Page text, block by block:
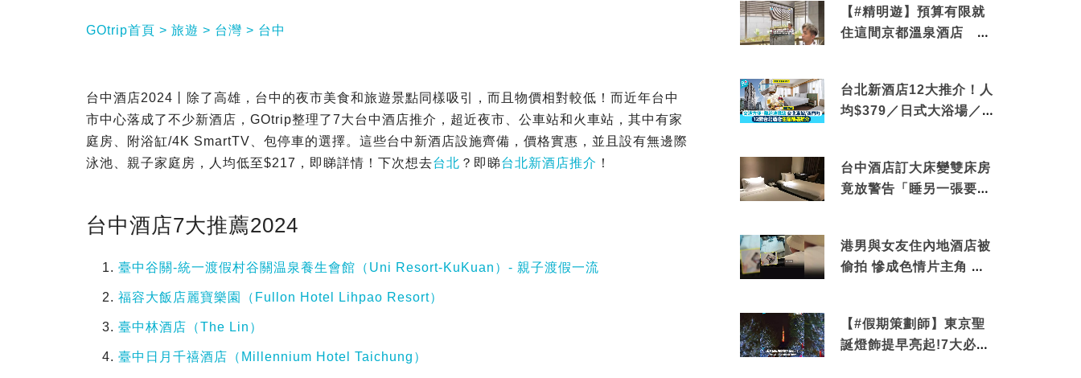
GOtrip首頁 旅遊 台灣 台中
台中酒店2024丨除了高雄，台中的夜市美食和旅遊景點同樣吸引，而且物價相對較低！而近年台中
市中心落成了不少新酒店，GOtrip整理了7大台中酒店推介，超近夜市、公車站和火車站，其中有家
庭房、附浴缸/4K SmartTV、包停車的選擇。這些台中新酒店設施齊備，價格實惠，並且設有無邊際
泳池、親子家庭房，人均低至$217，即睇詳情！下次想去台北 ？即睇台北新酒店推介 ！
台中酒店7大推薦2024
臺中谷關-統一渡假村谷關温泉養生會館（Uni Resort-KuKuan）- 親子渡假一流
福容大飯店麗寶樂園（Fullon Hotel Lihpao Resort）
臺中林酒店（The Lin）
臺中日月千禧酒店（Millennium Hotel Taichung）
【#精明遊】預算有限就
住這間京都溫泉酒店 車
台北新酒店12大推介！人
均$379／日式大浴場／1
台中酒店訂大床變雙床房
竟放警告「睡另一張要加
港男與女友住內地酒店被
偷拍 慘成色情片主角 鏡
【#假期策劃師】東京聖
誕燈飾提早亮起!7大必去